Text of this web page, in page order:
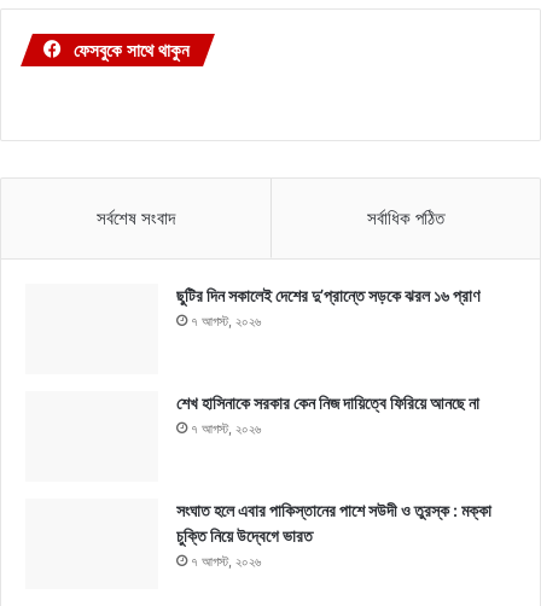
ফেসবুকে সাথে থাকুন
সর্বশেষ সংবাদ সর্বাধিক পঠিত
ছুটির দিন সকালেই দেশের দু’প্রান্তে সড়কে ঝরল ১৬ প্রাণ
৭ আগস্ট, ২০২৬
শেখ হাসিনাকে সরকার কেন নিজ দায়িত্বে ফিরিয়ে আনছে না
৭ আগস্ট, ২০২৬
সংঘাত হলে এবার পাকিস্তানের পাশে সউদী ও তুরস্ক : মক্কা
চুক্তি নিয়ে উদ্বেগে ভারত
৭ আগস্ট, ২০২৬